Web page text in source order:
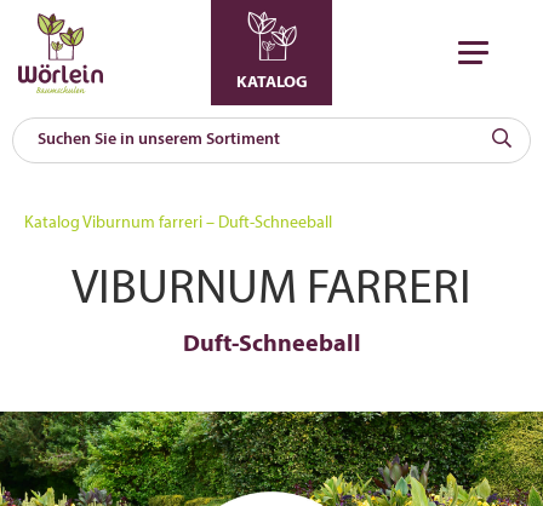
KATALOG
Katalog Viburnum farreri – Duft-Schneeball
VIBURNUM FARRERI
Duft-Schneeball